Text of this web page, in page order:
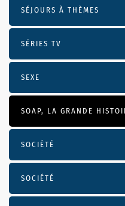
SÉJOURS À THÈMES
SÉRIES TV
SEXE
SOAP, LA GRANDE
SOCIÉTÉ
SOCIÉTÉ